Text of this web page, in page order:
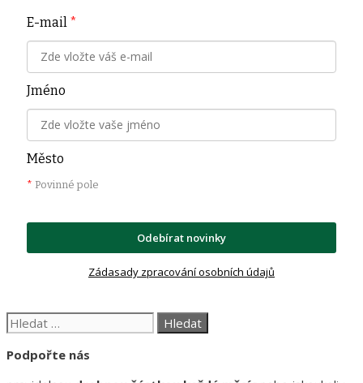
E-mail *
Jméno
Město
* Povinné pole
Odebírat novinky
Zádasady zpracování osobních údajů
Hledat:
Podpořte nás